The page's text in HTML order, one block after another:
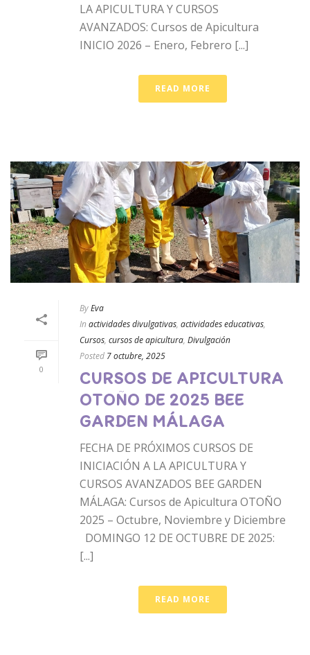
LA APICULTURA Y CURSOS
AVANZADOS: Cursos de Apicultura
INICIO 2026 – Enero, Febrero [...]
READ MORE
0
ByEva
In actividades divulgativas, actividades educativas,
Cursos, cursos de apicultura, Divulgación
Posted 7 octubre, 2025
CURSOS DE APICULTURA
OTOÑO DE 2025 BEE
GARDEN MÁLAGA
FECHA DE PRÓXIMOS CURSOS DE
INICIACIÓN A LA APICULTURA Y
CURSOS AVANZADOS BEE GARDEN
MÁLAGA: Cursos de Apicultura OTOÑO
2025 – Octubre, Noviembre y Diciembre
DOMINGO 12 DE OCTUBRE DE 2025:
[...]
READ MORE